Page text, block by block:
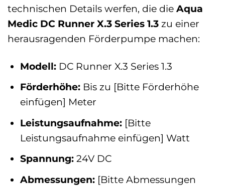
technischen Details werfen, die die Aqua
Medic DC Runner X.3 Series 1.3 zu einer
herausragenden Förderpumpe machen:
Modell:DC Runner X.3 Series 1.3
Förderhöhe:Bis zu [Bitte Förderhöhe
einfügen] Meter
Leistungsaufnahme:[Bitte
Leistungsaufnahme einfügen] Watt
Spannung:24V DC
Abmessungen:[Bitte Abmessungen